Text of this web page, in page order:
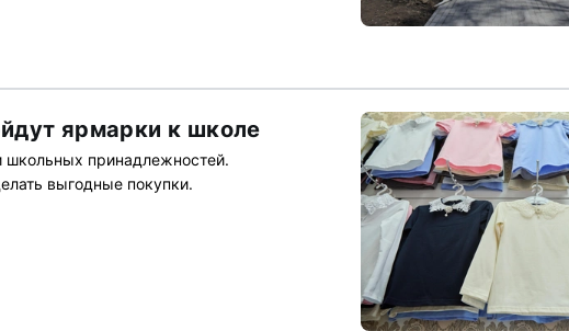
ярмарки к школе
школьных принадлежностей.
выгодные покупки.